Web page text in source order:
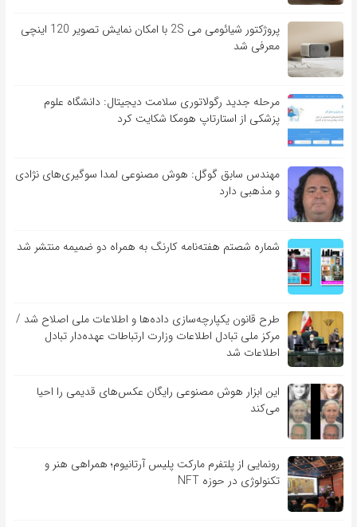
پروژکتور شیائومی می 2S با امکان نمایش تصویر 120 اینچی
معرفی شد
مرحله جدید رگولاتوری سلامت دیجیتال: دانشگاه علوم
پزشکی از استارتاپ هومکا شکایت کرد
مهندس سابق گوگل: هوش مصنوعی لمدا سوگیری‌های نژادی
و مذهبی دارد
شماره شصتم هفته‌نامه کارنگ به همراه دو ضمیمه منتشر شد
طرح قانون یکپارچه‌سازی داده‌ها و اطلاعات ملی اصلاح شد /
مرکز ملی تبادل اطلاعات وزارت ارتباطات عهده‌دار تبادل
اطلاعات شد
این ابزار هوش مصنوعی رایگان عکس‌های قدیمی را احیا
می‌کند
رونمایی از پلتفرم مارکت پلیس آرتانیوم؛ همراهی هنر و
تکنولوژی در حوزه NFT